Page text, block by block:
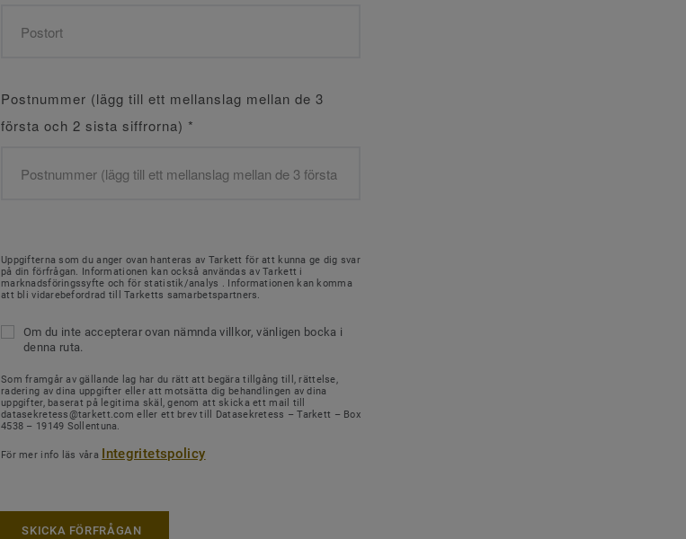
Postnummer (lägg till ett mellanslag mellan de 3
första och 2 sista siffrorna) *
Uppgifterna som du anger ovan hanteras av Tarkett för att kunna ge dig svar
på din förfrågan. Informationen kan också användas av Tarkett i
marknadsföringssyfte och för statistik/analys . Informationen kan komma
att bli vidarebefordrad till Tarketts samarbetspartners.
Om du inte accepterar ovan nämnda villkor, vänligen bocka i
denna ruta.
Som framgår av gällande lag har du rätt att begära tillgång till, rättelse,
radering av dina uppgifter eller att motsätta dig behandlingen av dina
uppgifter, baserat på legitima skäl, genom att skicka ett mail till
datasekretess@tarkett.com eller ett brev till Datasekretess – Tarkett – Box
4538 – 19149 Sollentuna.
För mer info läs våra Integritetspolicy
SKICKA FÖRFRÅGAN